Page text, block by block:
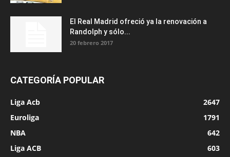
El Real Madrid ofreció ya la renovación a
Randolph y sólo...
20 febrero 2017
CATEGORÍA POPULAR
Liga Acb
2647
Euroliga
1791
NBA
642
Liga ACB
603